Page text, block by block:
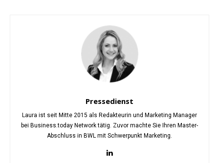
Pressedienst
Laura ist seit Mitte 2015 als Redakteurin und Marketing Manager
bei Business.today Network tätig. Zuvor machte Sie Ihren Master-
Abschluss in BWL mit Schwerpunkt Marketing.